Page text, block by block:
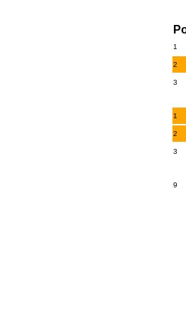
1
2
3
1
2
3
9